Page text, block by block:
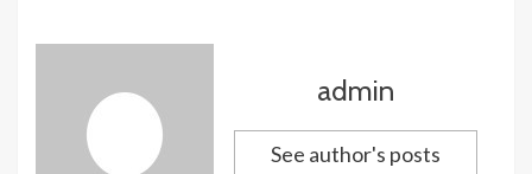
admin
See author's posts